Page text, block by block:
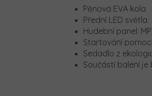
Pěnová EVA kola
Přední LED světla
Hudební panel:
Startování
Sedadlo z
Součástí balení